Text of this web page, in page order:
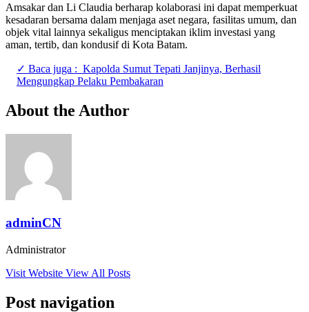
Amsakar dan Li Claudia berharap kolaborasi ini dapat memperkuat
kesadaran bersama dalam menjaga aset negara, fasilitas umum, dan
objek vital lainnya sekaligus menciptakan iklim investasi yang
aman, tertib, dan kondusif di Kota Batam.
✓ Baca juga : Kapolda Sumut Tepati Janjinya, Berhasil
Mengungkap Pelaku Pembakaran
About the Author
adminCN
Administrator
Visit Website View All Posts
Post navigation